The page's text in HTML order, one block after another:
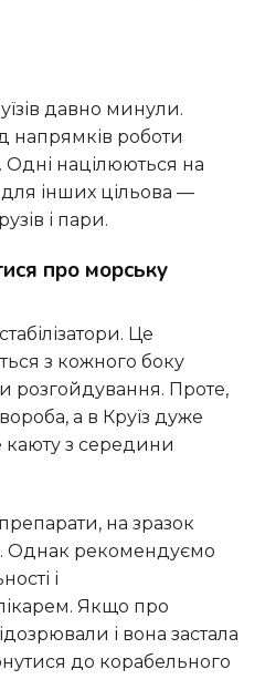
напрямків роботи
Одні націлюються на
для інших цільова —
і пари.
про морську
з кожного боку
розгойдування. Проте,
а в Круїз дуже
каюту з середини
Однак рекомендуємо
і
Якщо про
і вона застала
до корабельного